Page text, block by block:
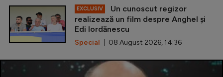
EXCLUSIV
Un cunoscut regizor
realizează un film despre Anghel și
Edi Iordănescu
Special | 08 August 2026, 14:36